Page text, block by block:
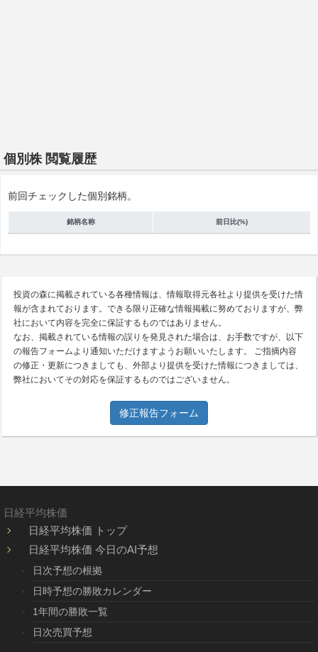
個別株 閲覧履歴
前回チェックした個別銘柄。
銘柄名称 前日比(%)
投資の森に掲載されている各種情報は、情報取得元各社より提供を受けた情
報が含まれております。できる限り正確な情報掲載に努めておりますが、弊
社において内容を完全に保証するものではありません。
なお、掲載されている情報の誤りを発見された場合は、お手数ですが、以下
の報告フォームより通知いただけますようお願いいたします。 ご指摘内容
の修正・更新につきましても、外部より提供を受けた情報につきましては、
弊社においてその対応を保証するものではございません。
修正報告フォーム
日経平均株価
日経平均株価 トップ
日経平均株価 今日のAI予想
日次予想の根拠
日時予想の勝敗カレンダー
1年間の勝敗一覧
日次売買予想